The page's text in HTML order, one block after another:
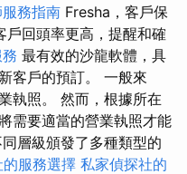
務指南 Fresha，客戶保
戶回頭率更高，提醒和確
最有效的沙龍軟體，具
客戶的預訂。 一般來
執照。 然而，根據所在
需要適當的營業執照才能
層級頒發了多種類型的
服務選擇 私家偵探社的